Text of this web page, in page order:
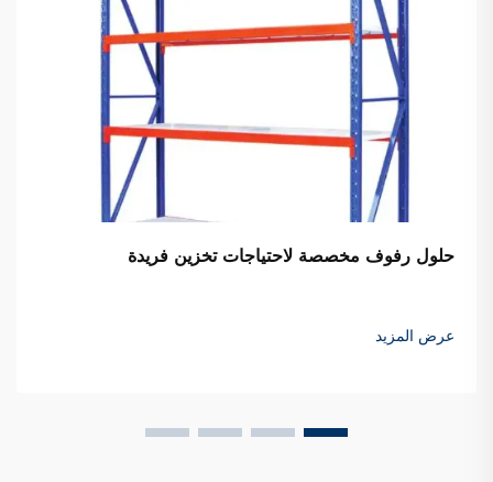
حلول رفوف مخصصة لاحتياجات تخزين فريدة
عرض المزيد